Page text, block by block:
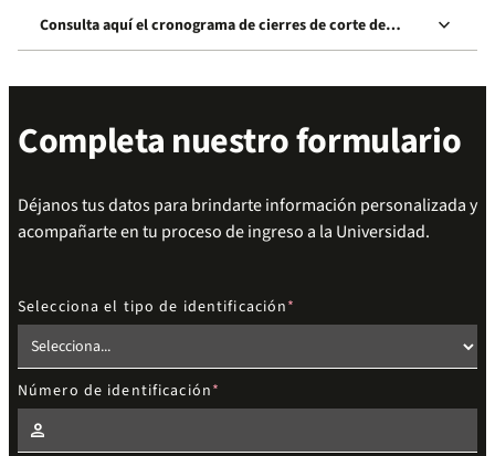
Consulta aquí el cronograma de cierres de corte de
inscripción
keyboard_arrow_down
Completa nuestro formulario
Déjanos tus datos para brindarte información personalizada y
acompañarte en tu proceso de ingreso a la Universidad.
Selecciona el tipo de identificación
Número de identificación